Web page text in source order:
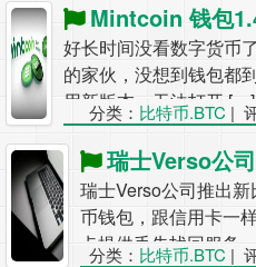
Mintcoin 钱包
好长时间没看数字货币
的家伙，没想到钱包都
用新版本，无法打开 […]
分类： 比特币.BTC |
瑞士Verso公
瑞士Verso公司推出
币钱包，跟信用卡一
卡提供丢失找回服务
分类： 比特币.BTC |